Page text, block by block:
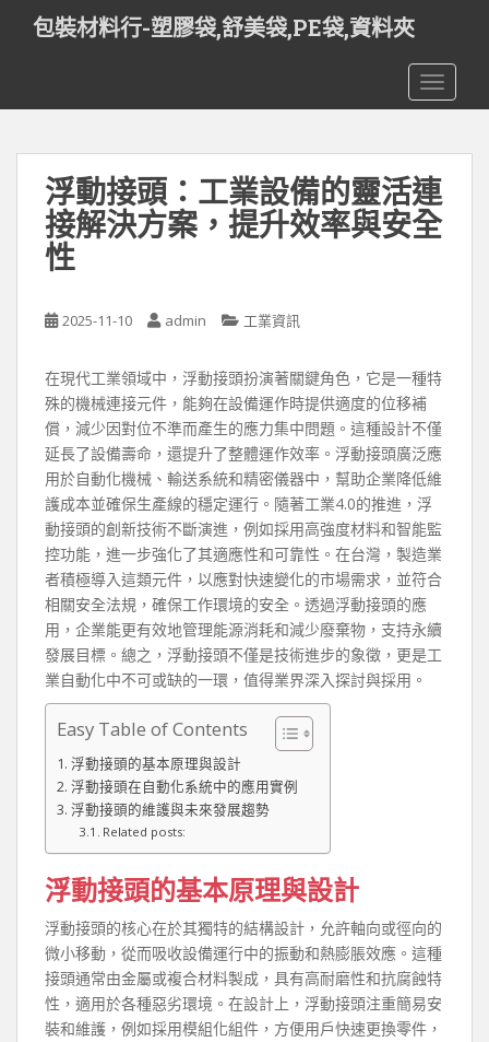
t
包裝材料行-塑膠袋,舒美袋,PE袋,資料夾
浮動接頭：工業設備的靈活連
接解決方案，提升效率與安全
性
2025-11-10 admin 工業資訊
在現代工業領域中，浮動接頭扮演著關鍵角色，它是一種特
殊的機械連接元件，能夠在設備運作時提供適度的位移補
償，減少因對位不準而產生的應力集中問題。這種設計不僅
延長了設備壽命，還提升了整體運作效率。浮動接頭廣泛應
用於自動化機械、輸送系統和精密儀器中，幫助企業降低維
護成本並確保生產線的穩定運行。隨著工業4.0的推進，浮
動接頭的創新技術不斷演進，例如採用高強度材料和智能監
控功能，進一步強化了其適應性和可靠性。在台灣，製造業
者積極導入這類元件，以應對快速變化的市場需求，並符合
相關安全法規，確保工作環境的安全。透過浮動接頭的應
用，企業能更有效地管理能源消耗和減少廢棄物，支持永續
發展目標。總之，浮動接頭不僅是技術進步的象徵，更是工
業自動化中不可或缺的一環，值得業界深入探討與採用。
Easy Table of Contents
浮動接頭的基本原理與設計
浮動接頭在自動化系統中的應用實例
浮動接頭的維護與未來發展趨勢
Related posts:
浮動接頭的基本原理與設計
浮動接頭的核心在於其獨特的結構設計，允許軸向或徑向的
微小移動，從而吸收設備運行中的振動和熱膨脹效應。這種
接頭通常由金屬或複合材料製成，具有高耐磨性和抗腐蝕特
性，適用於各種惡劣環境。在設計上，浮動接頭注重簡易安
裝和維護，例如採用模組化組件，方便用戶快速更換零件，